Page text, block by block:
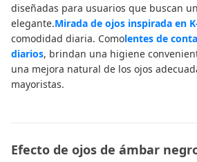
diseñadas para usuarios que buscan
elegante.Mirada de ojos inspirada en
comodidad diaria. Comolentes de
diarios, brindan una higiene
una mejora natural de los ojos
mayoristas.
Efecto de ojos de ámbar